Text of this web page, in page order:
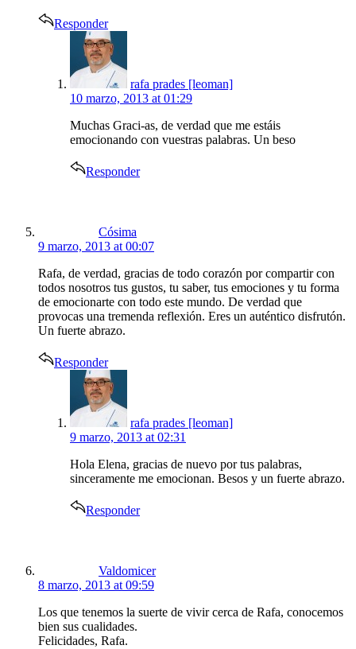
Responder
rafa prades [leoman]
10 marzo, 2013 at 01:29
Muchas Graci-as, de verdad que me estáis
emocionando con vuestras palabras. Un beso
Responder
Cósima
9 marzo, 2013 at 00:07
Rafa, de verdad, gracias de todo corazón por compartir con
todos nosotros tus gustos, tu saber, tus emociones y tu forma
de emocionarte con todo este mundo. De verdad que
provocas una tremenda reflexión. Eres un auténtico disfrutón.
Un fuerte abrazo.
Responder
rafa prades [leoman]
9 marzo, 2013 at 02:31
Hola Elena, gracias de nuevo por tus palabras,
sinceramente me emocionan. Besos y un fuerte abrazo.
Responder
Valdomicer
8 marzo, 2013 at 09:59
Los que tenemos la suerte de vivir cerca de Rafa, conocemos
bien sus cualidades.
Felicidades, Rafa.